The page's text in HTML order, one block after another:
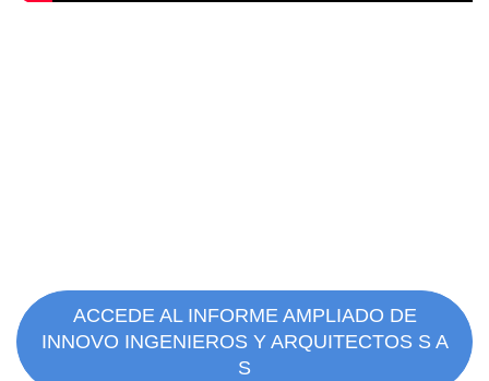
ACCEDE AL INFORME AMPLIADO DE
INNOVO INGENIEROS Y ARQUITECTOS S A
S